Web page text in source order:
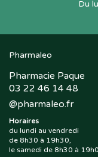
Du
Pharmaleo
Pharmacie Paque
03 22 46 14 48
@pharmaleo.fr
Horaires
du lundi au vendredi
de 8h30 à 19h30,
le samedi de 8h30 à